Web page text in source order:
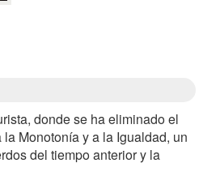
donde se ha eliminado el
Monotonía y a la Igualdad, un
del tiempo anterior y la